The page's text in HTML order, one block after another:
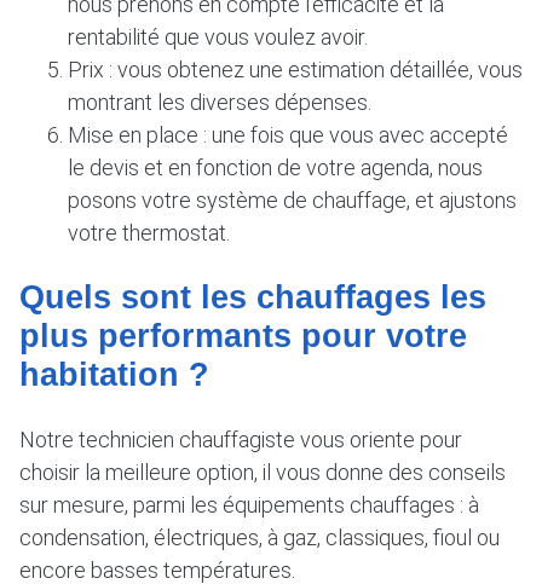
rentabilité que vous voulez avoir.
Prix : vous obtenez une estimation détaillée, vous
montrant les diverses dépenses.
Mise en place : une fois que vous avec accepté
le devis et en fonction de votre agenda, nous
posons votre système de chauffage, et ajustons
votre thermostat.
Quels sont les chauffages les
plus performants pour votre
habitation ?
Notre technicien chauffagiste vous oriente pour
choisir la meilleure option, il vous donne des conseils
sur mesure, parmi les équipements chauffages : à
condensation, électriques, à gaz, classiques, fioul ou
encore basses températures.